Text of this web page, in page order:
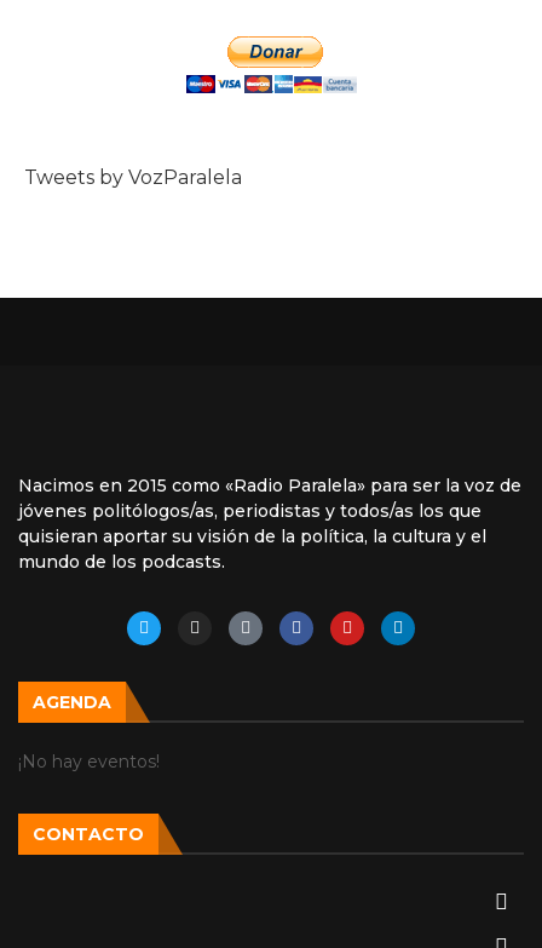
Tweets by VozParalela
Nacimos en 2015 como «Radio Paralela» para ser la voz de
jóvenes politólogos/as, periodistas y todos/as los que
quisieran aportar su visión de la política, la cultura y el
mundo de los podcasts.
AGENDA
¡No hay eventos!
CONTACTO